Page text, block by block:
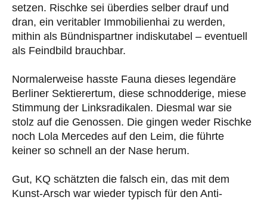
setzen. Rischke sei überdies selber drauf und
dran, ein veritabler Immobilienhai zu werden,
mithin als Bündnispartner indiskutabel – eventuell
als Feindbild brauchbar.
Normalerweise hasste Fauna dieses legendäre
Berliner Sektierertum, diese schnodderige, miese
Stimmung der Linksradikalen. Diesmal war sie
stolz auf die Genossen. Die gingen weder Rischke
noch Lola Mercedes auf den Leim, die führte
keiner so schnell an der Nase herum.
Gut, KQ schätzten die falsch ein, das mit dem
Kunst-Arsch war wieder typisch für den Anti-